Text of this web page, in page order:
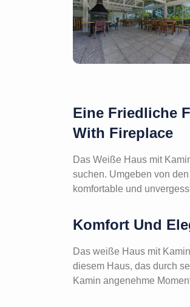
Eine Friedliche
With Fireplace
Das Weiße Haus mit
suchen. Umgeben von
komfortable und
Komfort Und
Das weiße Haus mit
diesem Haus, das durch
Kamin angenehme